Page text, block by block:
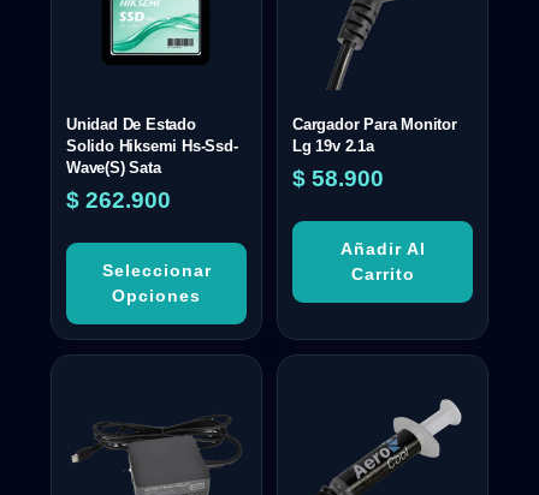
Unidad De Estado
Solido Hiksemi Hs-Ssd-
Wave(S) Sata
$ 262.900
Seleccionar
Opciones
Cargador Para Monitor
Lg 19v 2.1a
$ 58.900
Añadir Al
Carrito